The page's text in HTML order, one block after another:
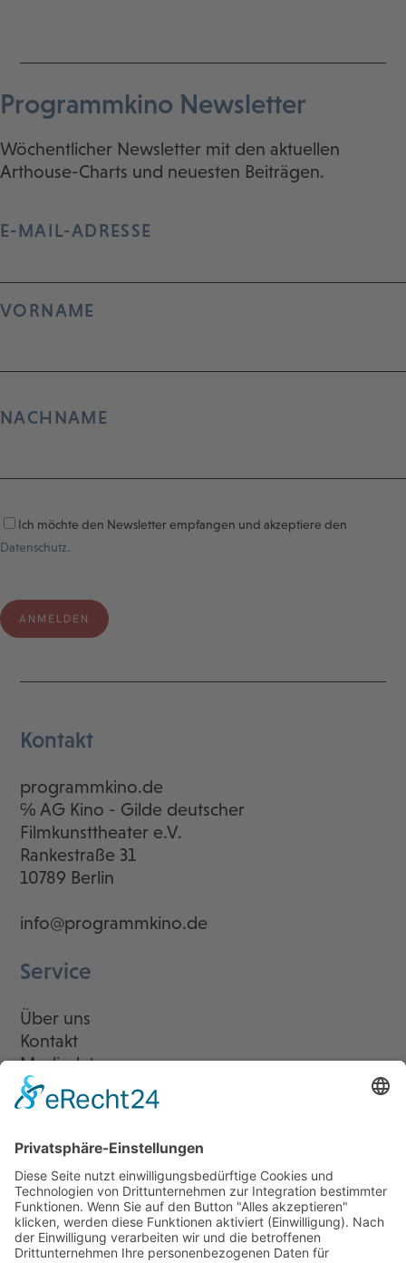
Programmkino Newsletter
Wöchentlicher Newsletter mit den aktuellen
Arthouse-Charts und neuesten Beiträgen.
E-MAIL-ADRESSE
VORNAME
NACHNAME
Ich möchte den Newsletter empfangen und akzeptiere den
Datenschutz.
Kontakt
programmkino.de
℅ AG Kino - Gilde deutscher
Filmkunsttheater e.V.
Rankestraße 31
10789 Berlin
info@programmkino.de
Service
Über uns
Kontakt
Mediadaten
Newsletter
LogIn
Legal
Impressum
Datenschutzerklärung
Cookie-Einstellungen